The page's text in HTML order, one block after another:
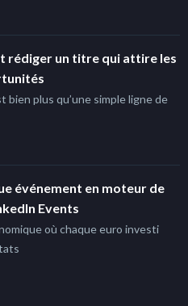
rédiger un titre qui attire les
plus qu’une simple ligne de
événement en moteur de
Events
où chaque euro investi